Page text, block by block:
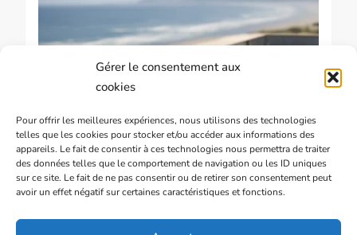
Gérer le consentement aux
cookies
Pour offrir les meilleures expériences, nous utilisons des technologies
telles que les cookies pour stocker et/ou accéder aux informations des
appareils. Le fait de consentir à ces technologies nous permettra de traiter
des données telles que le comportement de navigation ou les ID uniques
sur ce site. Le fait de ne pas consentir ou de retirer son consentement peut
avoir un effet négatif sur certaines caractéristiques et fonctions.
plus rapidement
16 DÉCEMBRE 2025